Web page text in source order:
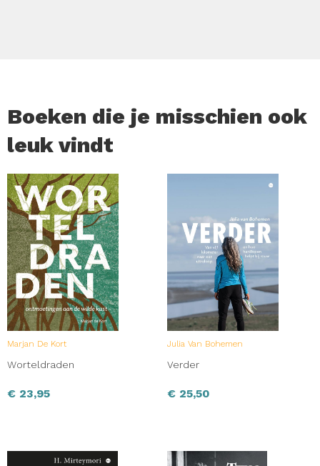
Boeken die je misschien ook
leuk vindt
Marjan De Kort
Worteldraden
€ 23,95
Julia Van Bohemen
Verder
€ 25,50